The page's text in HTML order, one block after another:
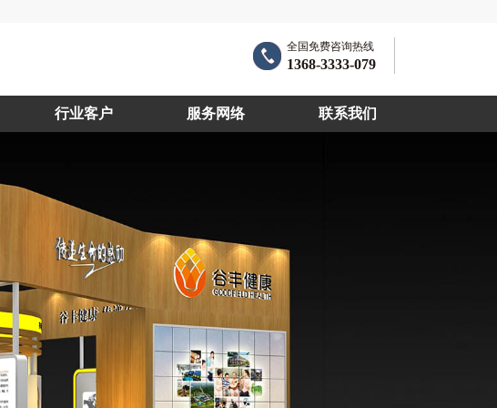
全国免费咨询热线
1368-3333-079
行业客户 服务网络 联系我们